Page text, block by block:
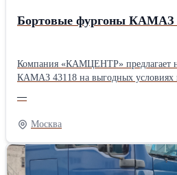
Бортовые фургоны КАМАЗ
Компания «КАМЦЕНТР» предлагает
КАМАЗ 43118 на выгодных условиях
комплект поставки входит тент с
КАМАЗ 43118 легко
Подробную информацию Вы можете
—
Москва